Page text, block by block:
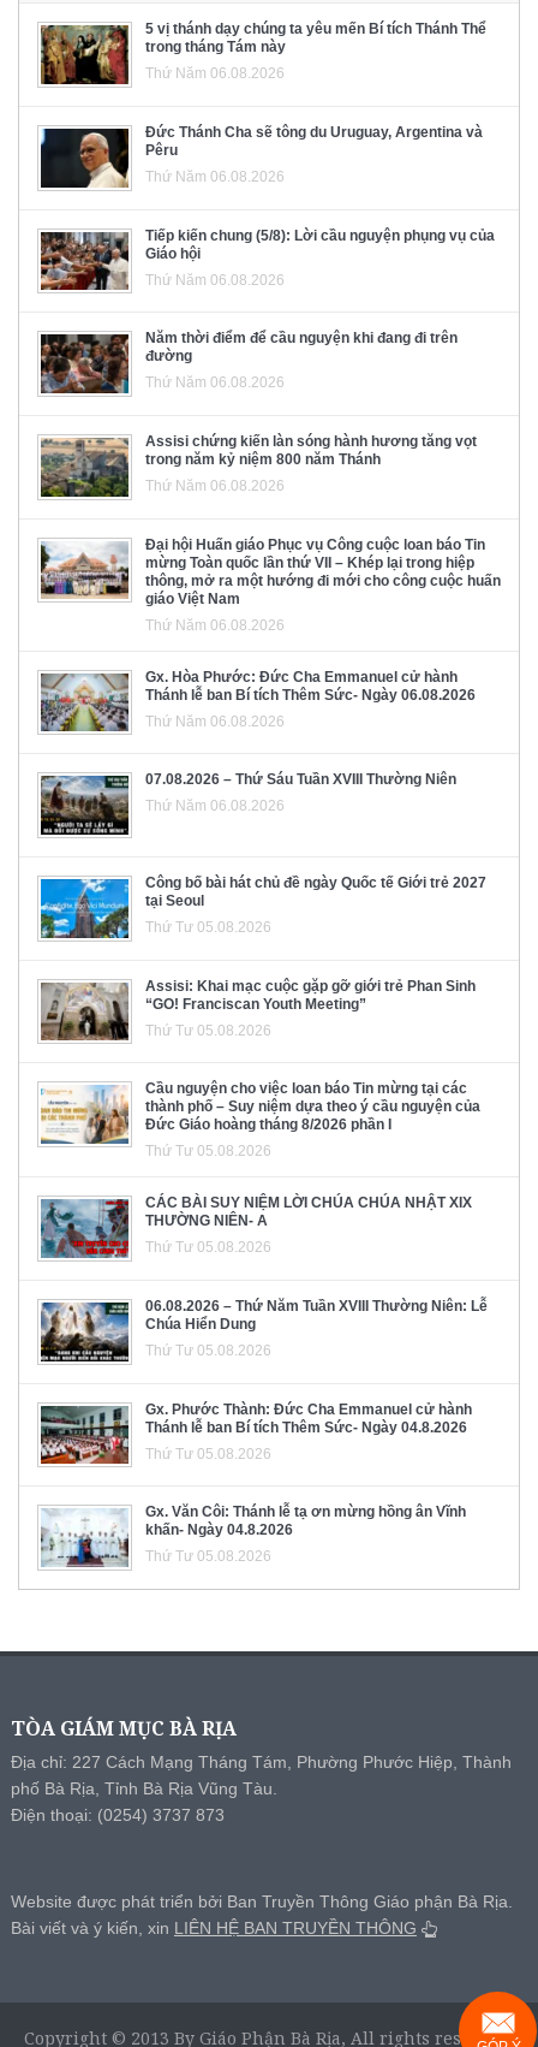
5 vị thánh dạy chúng ta yêu mến Bí tích Thánh Thể
trong tháng Tám này
Thứ Năm 06.08.2026
Đức Thánh Cha sẽ tông du Uruguay, Argentina và
Pêru
Thứ Năm 06.08.2026
Tiếp kiến chung (5/8): Lời cầu nguyện phụng vụ của
Giáo hội
Thứ Năm 06.08.2026
Năm thời điểm để cầu nguyện khi đang đi trên
đường
Thứ Năm 06.08.2026
Assisi chứng kiến làn sóng hành hương tăng vọt
trong năm kỷ niệm 800 năm Thánh
Thứ Năm 06.08.2026
Đại hội Huấn giáo Phục vụ Công cuộc loan báo Tin
mừng Toàn quốc lần thứ VII – Khép lại trong hiệp
thông, mở ra một hướng đi mới cho công cuộc huấn
giáo Việt Nam
Thứ Năm 06.08.2026
Gx. Hòa Phước: Đức Cha Emmanuel cử hành
Thánh lễ ban Bí tích Thêm Sức- Ngày 06.08.2026
Thứ Năm 06.08.2026
07.08.2026 – Thứ Sáu Tuần XVIII Thường Niên
Thứ Năm 06.08.2026
Công bố bài hát chủ đề ngày Quốc tế Giới trẻ 2027
tại Seoul
Thứ Tư 05.08.2026
Assisi: Khai mạc cuộc gặp gỡ giới trẻ Phan Sinh
“GO! Franciscan Youth Meeting”
Thứ Tư 05.08.2026
Cầu nguyện cho việc loan báo Tin mừng tại các
thành phố – Suy niệm dựa theo ý cầu nguyện của
Đức Giáo hoàng tháng 8/2026 phần I
Thứ Tư 05.08.2026
CÁC BÀI SUY NIỆM LỜI CHÚA CHÚA NHẬT XIX
THƯỜNG NIÊN- A
Thứ Tư 05.08.2026
06.08.2026 – Thứ Năm Tuần XVIII Thường Niên: Lễ
Chúa Hiển Dung
Thứ Tư 05.08.2026
Gx. Phước Thành: Đức Cha Emmanuel cử hành
Thánh lễ ban Bí tích Thêm Sức- Ngày 04.8.2026
Thứ Tư 05.08.2026
Gx. Văn Côi: Thánh lễ tạ ơn mừng hồng ân Vĩnh
khấn- Ngày 04.8.2026
Thứ Tư 05.08.2026
TÒA GIÁM MỤC BÀ RỊA
Địa chỉ: 227 Cách Mạng Tháng Tám, Phường Phước Hiệp, Thành
phố Bà Rịa, Tỉnh Bà Rịa Vũng Tàu.
Điện thoại: (0254) 3737 873
Website được phát triển bởi Ban Truyền Thông Giáo phận Bà Rịa.
Bài viết và ý kiến, xin LIÊN HỆ BAN TRUYỀN THÔNG
Copyright © 2013 By Giáo Phận Bà Rịa, All rights reserved.